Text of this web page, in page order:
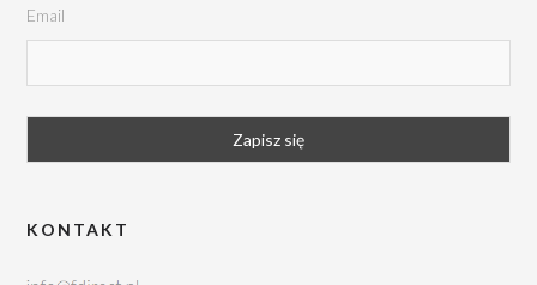
Email
KONTAKT